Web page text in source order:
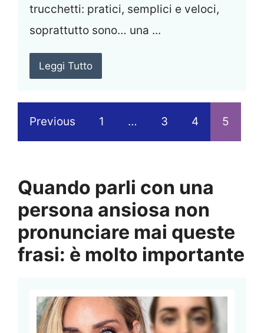
trucchetti: pratici, semplici e veloci,
soprattutto sono… una ...
Leggi Tutto
Previous 1 … 3 4 5
Quando parli con una
persona ansiosa non
pronunciare mai queste
frasi: è molto importante